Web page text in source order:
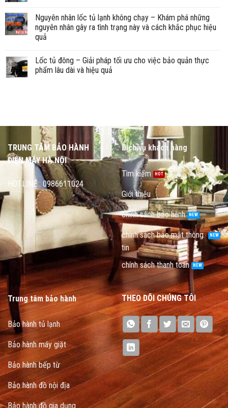
Nguyên nhân lốc tủ lạnh không chạy – Khám phá những
nguyên nhân gây ra tình trạng này và cách khắc phục hiệu
quả
Lốc tủ đông – Giải pháp tối ưu cho việc bảo quản thực
phẩm lâu dài và hiệu quả
TRUNG TÂM BẢO HÀNH
ĐIỆN MÁY HÀ NỘI
HOTLINE : 0986611024
Dịch vụ khách hàng
Tìm kiếm
Giới thiệu
chính sách bảo hành
chính sách bảo mật thông
tin
chính sách thanh toán
Trung tâm bảo hành
Bảo hành tủ lạnh
Bảo hành máy giặt
Bảo hành bếp từ
Bảo hành đồ nội địa
Bảo hành đồ gia dụng
THEO DÕI CHÚNG TÔI